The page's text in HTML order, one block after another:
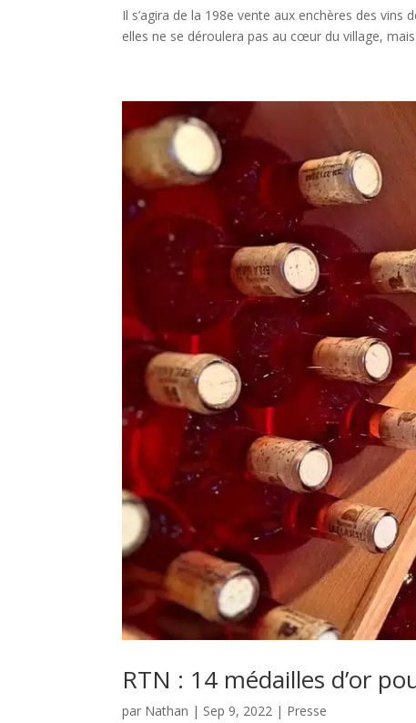
Il s’agira de la 198e vente aux enchères des vins
elles ne se déroulera pas au cœur du village, mais
RTN : 14 médailles d’or
par Nathan | Sep 9, 2022 | Presse